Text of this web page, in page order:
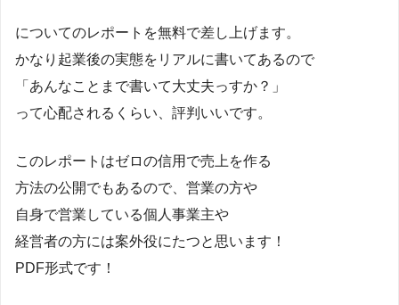
についてのレポートを無料で差し上げます。
かなり起業後の実態をリアルに書いてあるので
「あんなことまで書いて大丈夫っすか？」
って心配されるくらい、評判いいです。
このレポートはゼロの信用で売上を作る
方法の公開でもあるので、営業の方や
自身で営業している個人事業主や
経営者の方には案外役にたつと思います！
PDF形式です！